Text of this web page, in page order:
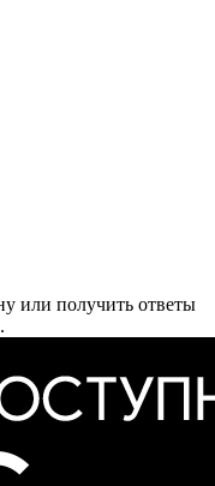
или получить ответы